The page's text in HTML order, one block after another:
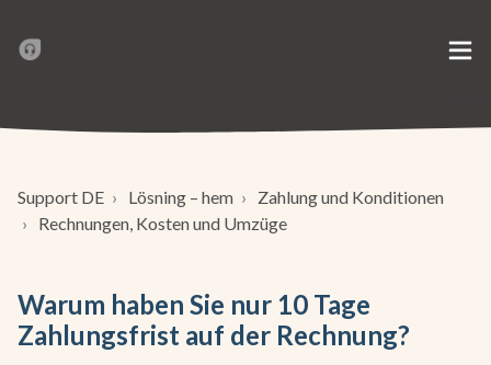
Support DE Lösning – hem
Zahlung und Konditionen
Rechnungen, Kosten und Umzüge
Warum haben Sie nur 10 Tage
Zahlungsfrist auf der Rechnung?